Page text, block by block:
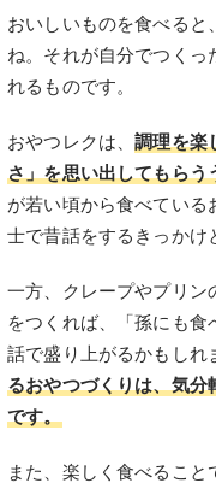
おいしいものを食べると
ね。それが自分でつくっ
れるものです。
おやつレクは、調理を楽
さ」を思い出してもらう
が若い頃から食べている
士で昔話をするきっかけ
一方、クレープやプリン
をつくれば、「孫にも
話で盛り上がるかもしれ
るおやつづくりは、気分
です。
また、楽しく食べるこ